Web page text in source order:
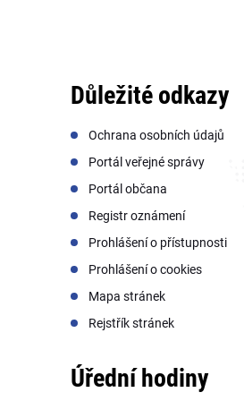
Důležité odkazy
Ochrana osobních údajů
Portál veřejné správy
Portál občana
Registr oznámení
Prohlášení o přístupnosti
Prohlášení o cookies
Mapa stránek
Rejstřík stránek
Úřední hodiny